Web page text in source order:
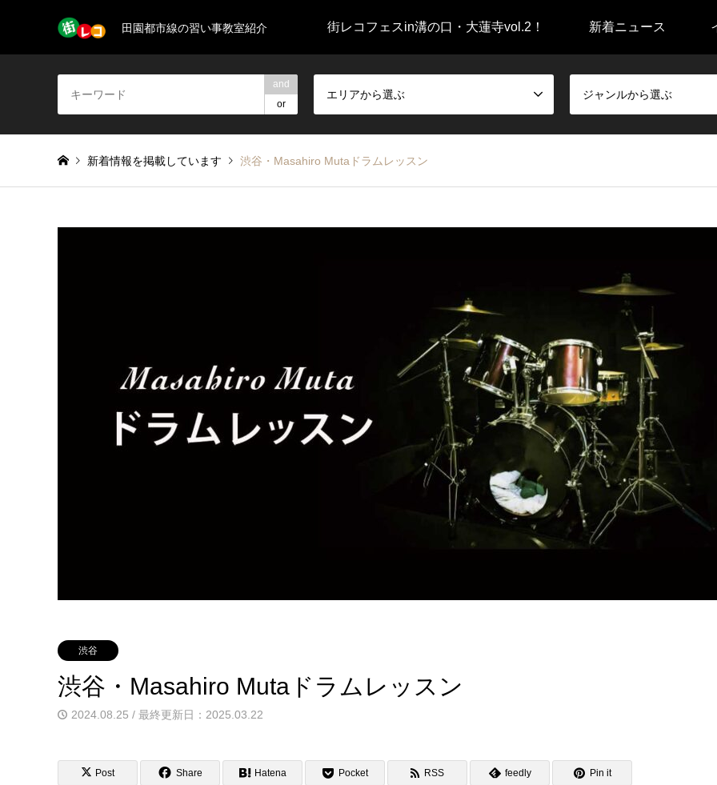
田園都市線の習い事教室紹介 街レコフェスin溝の口・大蓮寺vol.2！ 新着ニュース
and
or
エリアから選ぶ ジャンルから選ぶ
新着情報を掲載しています 渋谷・Masahiro Mutaドラムレッスン
渋谷
渋谷・Masahiro Mutaドラムレッスン
2024.08.25 / 最終更新日：2025.03.22
Post Share Hatena Pocket RSS feedly Pin it